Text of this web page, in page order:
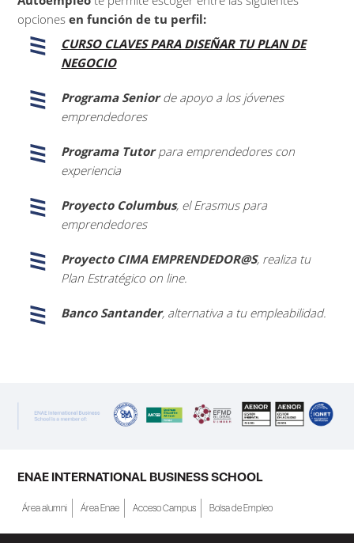
opcionesen función de tu perfil:
CURSO CLAVES PARA DISEÑAR TU PLAN DE
NEGOCIO
Programa Seniorde apoyo a los jóvenes
emprendedores
Programa Tutorpara emprendedores con
experiencia
Proyecto Columbus, el Erasmus para
emprendedores
Proyecto CIMA EMPRENDEDOR@S, realiza tu
Plan Estratégico on line.
Banco Santander, alternativa a tu empleabilidad.
ENAE INTERNATIONAL BUSINESS SCHOOL
Área alumni Área Enae Acceso Campus Bolsa de Empleo